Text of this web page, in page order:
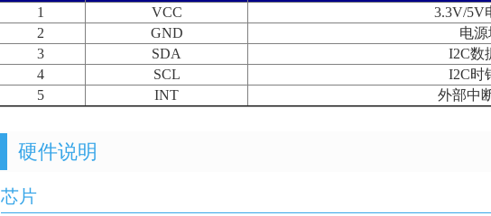
1
VCC
3.3V/5V
2
GND
电
3
SDA
I2C数
4
SCL
I2C时
5
INT 外部中
硬件说明
芯片